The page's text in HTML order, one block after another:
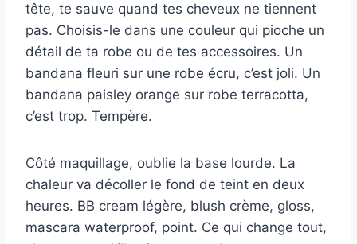
tête, te sauve quand tes cheveux ne tiennent
pas. Choisis-le dans une couleur qui pioche un
détail de ta robe ou de tes accessoires. Un
bandana fleuri sur une robe écru, c’est joli. Un
bandana paisley orange sur robe terracotta,
c’est trop. Tempère.
Côté maquillage, oublie la base lourde. La
chaleur va décoller le fond de teint en deux
heures. BB cream légère, blush crème, gloss,
mascara waterproof, point. Ce qui change tout,